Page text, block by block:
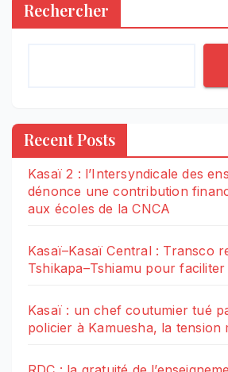
Rechercher
Recent Posts
Kasaï 2 : l’Intersyndicale des
dénonce une contribution
aux écoles de la CNCA
Kasaï–Kasaï Central : Transco
Tshikapa–Tshiamu pour
Kasaï : un chef coutumier tué
policier à Kamuesha, la tension